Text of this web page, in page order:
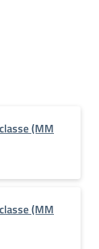
(MM
(MM